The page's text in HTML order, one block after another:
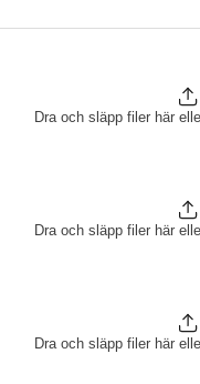
Dra och släpp filer här
Dra och släpp filer här
Dra och släpp filer här